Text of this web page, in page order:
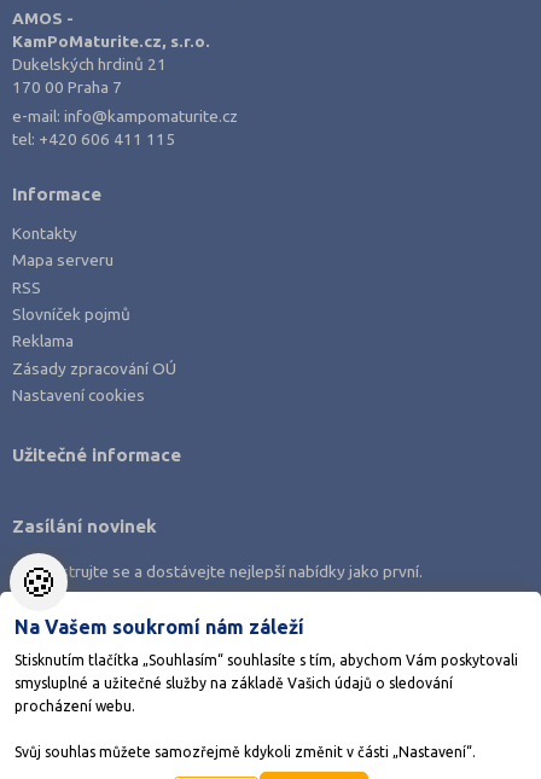
AMOS -
KamPoMaturite.cz, s.r.o.
Dukelských hrdinů 21
170 00 Praha 7
e-mail:info@kampomaturite.cz
tel: +420 606 411 115
Informace
Kontakty
Mapa serveru
RSS
Slovníček pojmů
Reklama
Zásady zpracování OÚ
Nastavení cookies
Stáhněte si aplikaci Adresář škol
Užitečné informace
Zasílání novinek
Zaregistrujte se a dostávejte nejlepší nabídky jako první.
AMOS KamPoMaturite.cz, s.r.o., stránky vytvořilo
🍪
Na Vašem soukromí nám záleží
Stisknutím tlačítka „Souhlasím“ souhlasíte s tím, abychom Vám poskytovali
smysluplné a užitečné služby na základě Vašich údajů o sledování
procházení webu.
Svůj souhlas můžete samozřejmě kdykoli změnit v části „Nastavení“.